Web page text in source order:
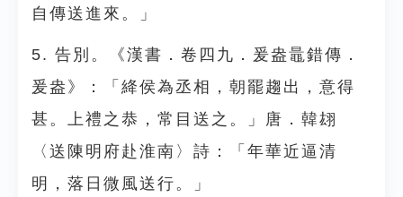
自傳送進來。」
5. 告別。《漢書．卷四九．爰盎鼂錯傳．
爰盎》：「絳侯為丞相，朝罷趨出，意得
甚。上禮之恭，常目送之。」唐．韓翃
〈送陳明府赴淮南〉詩：「年華近逼清
明，落日微風送行。」